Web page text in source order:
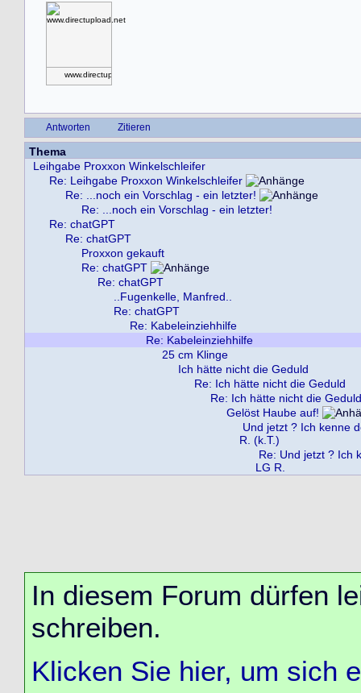
www.directupload.net
Antworten Zitieren
Thema
Leihgabe Proxxon Winkelschleifer
Re: Leihgabe Proxxon Winkelschleifer
Re: ...noch ein Vorschlag - ein letzter!
Re: ...noch ein Vorschlag - ein letzter!
Re: chatGPT
Re: chatGPT
Proxxon gekauft
Re: chatGPT
Re: chatGPT
..Fugenkelle, Manfred..
Re: chatGPT
Re: Kabeleinziehhilfe
Re: Kabeleinziehhilfe
25 cm Klinge
Ich hätte nicht die Geduld
Re: Ich hätte nicht die Geduld
Re: Ich hätte nicht die Geduld
Gelöst Haube auf!
Und jetzt ? Ich kenne
R. (k.T.)
Re: Und jetzt ? Ich
LG R.
In diesem Forum dürfen
schreiben.
Klicken Sie hier, um sich